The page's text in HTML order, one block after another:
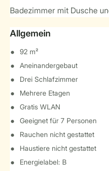
Badezimmer mit Dusche
Allgemein
92 m²
Aneinandergebaut
Drei Schlafzimmer
Mehrere Etagen
Gratis WLAN
Geeignet für 7 Personen
Rauchen nicht gestattet
Haustiere nicht gestattet
Energielabel: B